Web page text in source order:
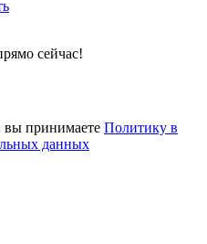
сейчас!
вы принимаете Политику в
данных